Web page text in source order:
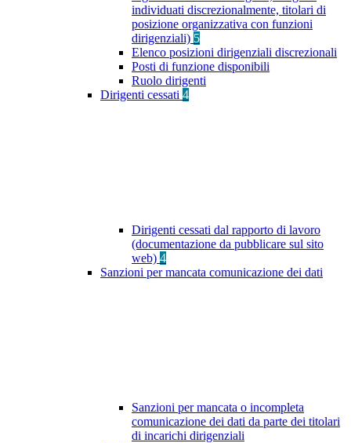
individuati discrezionalmente, titolari di
posizione organizzativa con funzioni
dirigenziali) 5
Elenco posizioni dirigenziali discrezionali
Posti di funzione disponibili
Ruolo dirigenti
Dirigenti cessati 4
Dirigenti cessati dal rapporto di lavoro
(documentazione da pubblicare sul sito
web) 4
Sanzioni per mancata comunicazione dei dati
Sanzioni per mancata o incompleta
comunicazione dei dati da parte dei titolari
di incarichi dirigenziali